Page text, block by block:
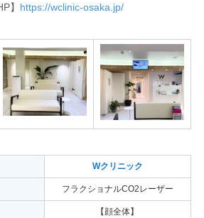
】 https://wclinic-osaka.jp/
Wクリニック
フラクショナルCO2レーザー
【顔全体】